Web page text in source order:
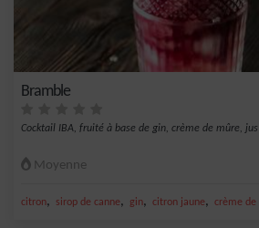
Bramble
Cocktail IBA, fruité à base de gin, crème de mûre,
Moyenne
citron, sirop de canne, gin, citron jaune, crème de